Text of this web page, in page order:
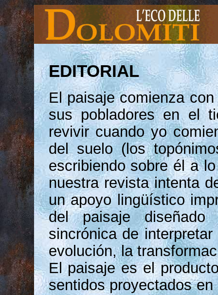
EDITORIAL
El paisaje comienza
sus pobladores en el
revivir cuando yo
del suelo (los
escribiendo sobre él a
nuestra revista intenta
un apoyo lingüístico
del paisaje
sincrónica de
evolución, la
El paisaje es el
sentidos proyectados